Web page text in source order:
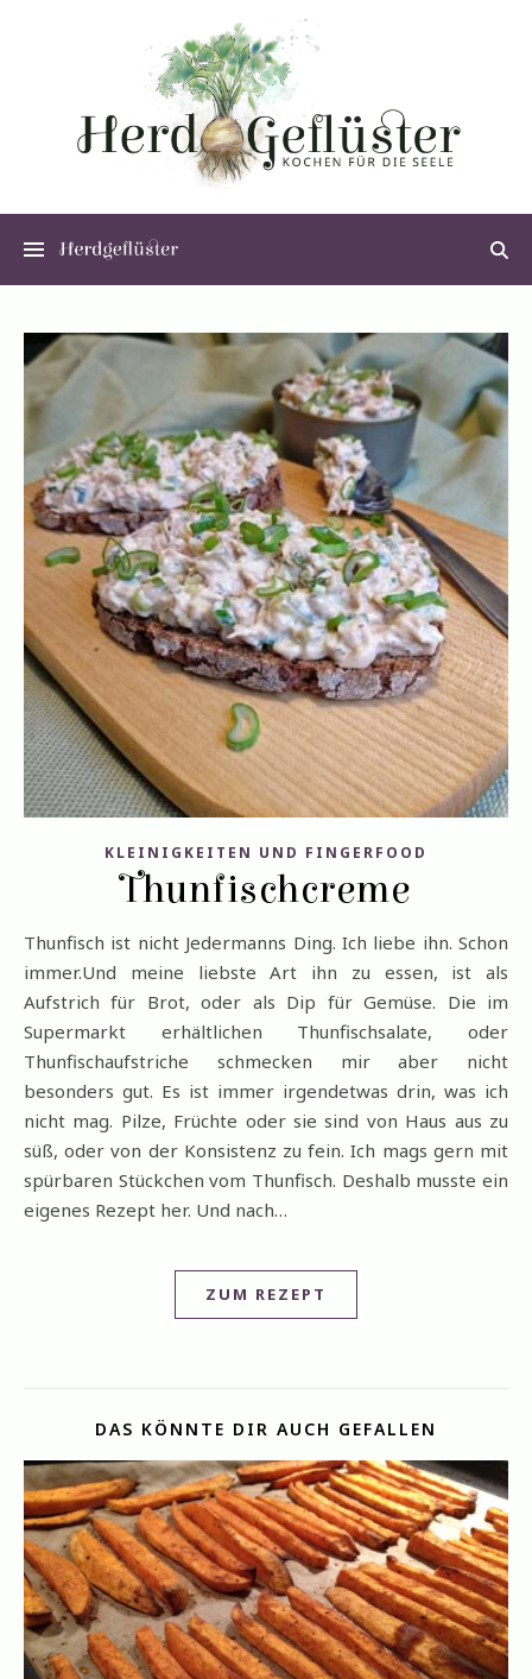
KLEINIGKEITEN UND FINGERFOOD
Thunfischcreme
Thunfisch ist nicht Jedermanns Ding. Ich liebe ihn. Schon
immer.Und meine liebste Art ihn zu essen, ist als
Aufstrich für Brot, oder als Dip für Gemüse. Die im
Supermarkt erhältlichen Thunfischsalate, oder
Thunfischaufstriche schmecken mir aber nicht
besonders gut. Es ist immer irgendetwas drin, was ich
nicht mag. Pilze, Früchte oder sie sind von Haus aus zu
süß, oder von der Konsistenz zu fein. Ich mags gern mit
spürbaren Stückchen vom Thunfisch. Deshalb musste ein
eigenes Rezept her. Und nach…
ZUM REZEPT
DAS KÖNNTE DIR AUCH GEFALLEN